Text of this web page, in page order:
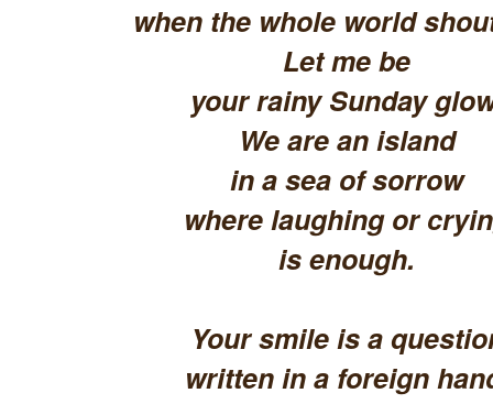
when the whole world
Let me be
your rainy Sunday
We are an island
in a sea of sorrow
where laughing or
is enough.
Your smile is a
written in a foreign